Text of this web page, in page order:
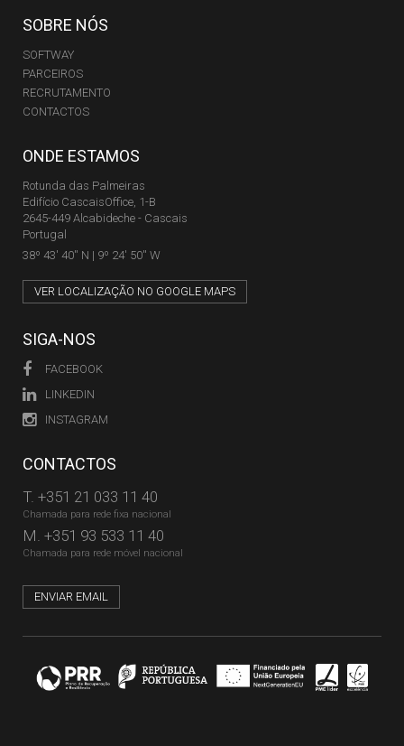
SOBRE NÓS
SOFTWAY
PARCEIROS
RECRUTAMENTO
CONTACTOS
ONDE ESTAMOS
Rotunda das Palmeiras
Edifício CascaisOffice, 1-B
2645-449 Alcabideche - Cascais
Portugal
38º 43' 40'' N | 9º 24' 50'' W
VER LOCALIZAÇÃO NO GOOGLE MAPS
SIGA-NOS
FACEBOOK
LINKEDIN
INSTAGRAM
CONTACTOS
T. +351 21 033 11 40
Chamada para rede fixa nacional
M. +351 93 533 11 40
Chamada para rede móvel nacional
ENVIAR EMAIL